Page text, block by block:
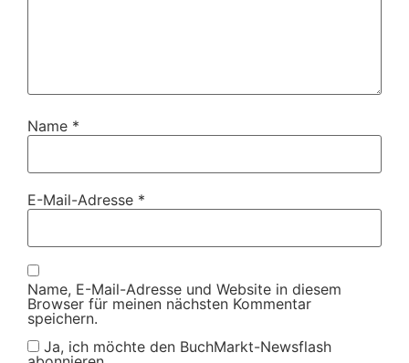
Name *
E-Mail-Adresse *
Name, E-Mail-Adresse und Website in diesem
Browser für meinen nächsten Kommentar
speichern.
Ja, ich möchte den BuchMarkt-Newsflash